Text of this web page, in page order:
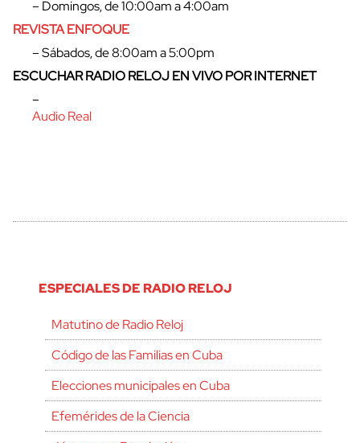
– Domingos, de 10:00am a 4:00am
REVISTA ENFOQUE
– Sábados, de 8:00am a 5:00pm
ESCUCHAR RADIO RELOJ EN VIVO POR INTERNET
–
Audio Real
ESPECIALES DE RADIO RELOJ
Matutino de Radio Reloj
Código de las Familias en Cuba
Elecciones municipales en Cuba
Efemérides de la Ciencia